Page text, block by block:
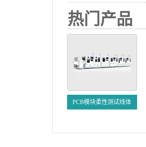
热门产品
PCB模块柔性测试线体